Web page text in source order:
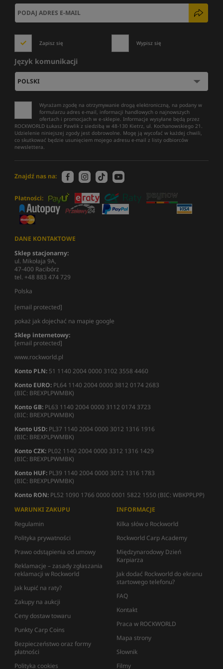
Zapisz się Wypisz się
Język komunikacji
Wyrażam zgodę na otrzymywanie drogą elektroniczną, na podany w
formularzu adres e-mail, informacji handlowych o najnowszych
ofertach i promocjach w e-sklepie. Informacje wysyłane będą przez
ROCKWORLD Łukasz Pawlik z siedzibą w 48-130 Kietrz, ul. Kochanowskiego 21.
Udzielenie niniejszej zgody jest dobrowolne. Mogę ją wycofać w każdej chwili,
co skutkować będzie usunięciem mojego adresu e-mail z listy odbiorców
newslettera.
Znajdź nas na:
Płatności:
DANE KONTAKTOWE
Sklep stacjonarny:
ul. Mikołaja 9A,
47-400 Racibórz
tel. +48 883 474 729
Polska
[email protected]
pokaż jak dojechać na mapie google
Sklep internetowy:
[email protected]
www.rockworld.pl
Konto PLN: 51 1140 2004 0000 3102 3558 4460
Konto EURO: PL64 1140 2004 0000 3812 0174 2683
(BIC: BREXPLPWMBK)
Konto GB: PL63 1140 2004 0000 3112 0174 3723
(BIC: BREXPLPWMBK)
Konto USD: PL37 1140 2004 0000 3012 1316 1916
(BIC: BREXPLPWMBK)
Konto CZK: PL02 1140 2004 0000 3312 1316 1429
(BIC: BREXPLPWMBK)
Konto HUF: PL39 1140 2004 0000 3012 1316 1783
(BIC: BREXPLPWMBK)
Konto RON: PL52 1090 1766 0000 0001 5822 1550 (BIC: WBKPPLPP)
WARUNKI ZAKUPU
Regulamin
Polityka prywatności
Prawo odstąpienia od umowy
Reklamacje – zasady zgłaszania
reklamacji w Rockworld
Jak kupić na raty?
Zakupy na aukcji
Ceny dostaw towaru
Punkty Carp Coins
Bezpieczeństwo oraz formy
płatności
Polityka cookies
INFORMACJE
Kilka słów o Rockworld
Rockworld Carp Academy
Międzynarodowy Dzień
Karpiarza
Jak dodać Rockworld do ekranu
startowego telefonu?
FAQ
Kontakt
Praca w ROCKWORLD
Mapa strony
Słownik
Filmy